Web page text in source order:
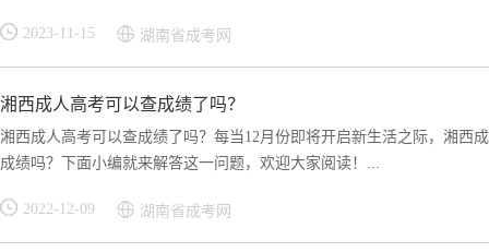
2023-11-15 湖南省成考网
湘西成人高考可以查成绩了吗？
湘西成人高考可以查成绩了吗？每当12月份即将开启新生活之际，湘西
成绩吗？下面小编就来解答这一问题，欢迎大家阅读！...
2022-12-09 湖南省成考网